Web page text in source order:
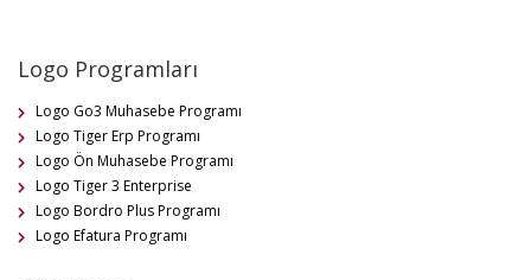
Logo Programları
Logo Go3 Muhasebe Programı
Logo Tiger Erp Programı
Logo Ön Muhasebe Programı
Logo Tiger 3 Enterprise
Logo Bordro Plus Programı
Logo Efatura Programı